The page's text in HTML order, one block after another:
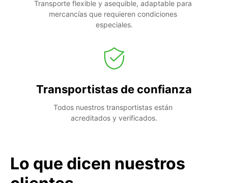
Transporte flexible y asequible, adaptable para
mercancías que requieren condiciones
especiales.
Transportistas de confianza
Todos nuestros transportistas están
acreditados y verificados.
Lo que dicen nuestros